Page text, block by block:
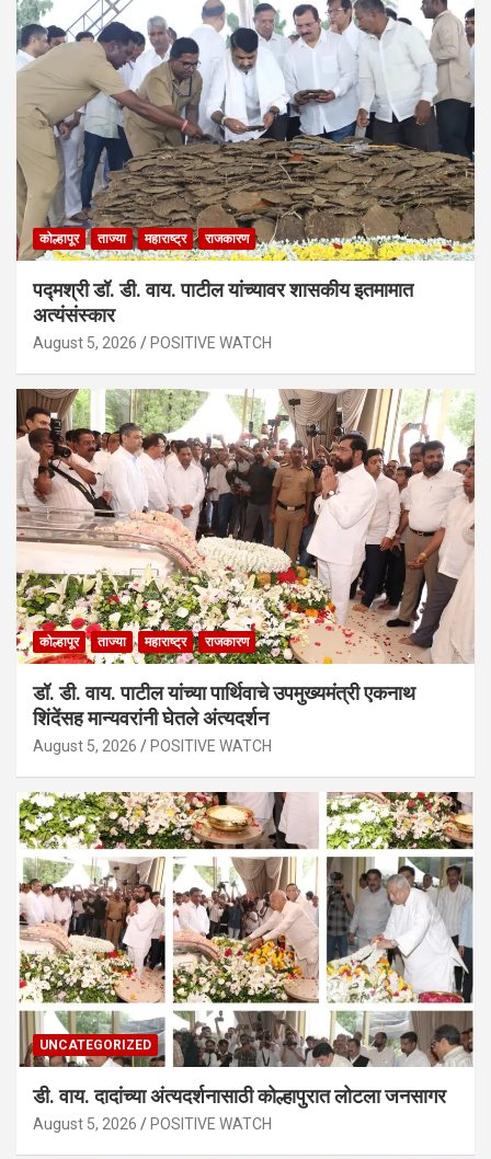
कोल्हापूर ताज्या महाराष्ट्र राजकारण
पद्मश्री डॉ. डी. वाय. पाटील यांच्यावर शासकीय इतमामात
अत्यंसंस्कार
August 5, 2026 POSITIVE WATCH
कोल्हापूर ताज्या महाराष्ट्र राजकारण
डॉ. डी. वाय. पाटील यांच्या पार्थिवाचे उपमुख्यमंत्री एकनाथ
शिंदेंसह मान्यवरांनी घेतले अंत्यदर्शन
August 5, 2026 POSITIVE WATCH
UNCATEGORIZED
डी. वाय. दादांच्या अंत्यदर्शनासाठी कोल्हापुरात लोटला जनसागर
August 5, 2026 POSITIVE WATCH